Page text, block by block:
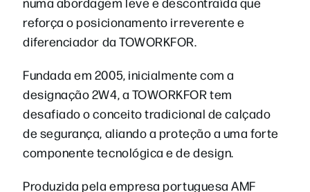
reforça o posicionamento irreverente e
diferenciador da TOWORKFOR.
Fundada em 2005, inicialmente com a
designação 2W4, a TOWORKFOR tem
desafiado o conceito tradicional de calçado
de segurança, aliando a proteção a uma forte
componente tecnológica e de design.
Produzida pela empresa portuguesa AMF